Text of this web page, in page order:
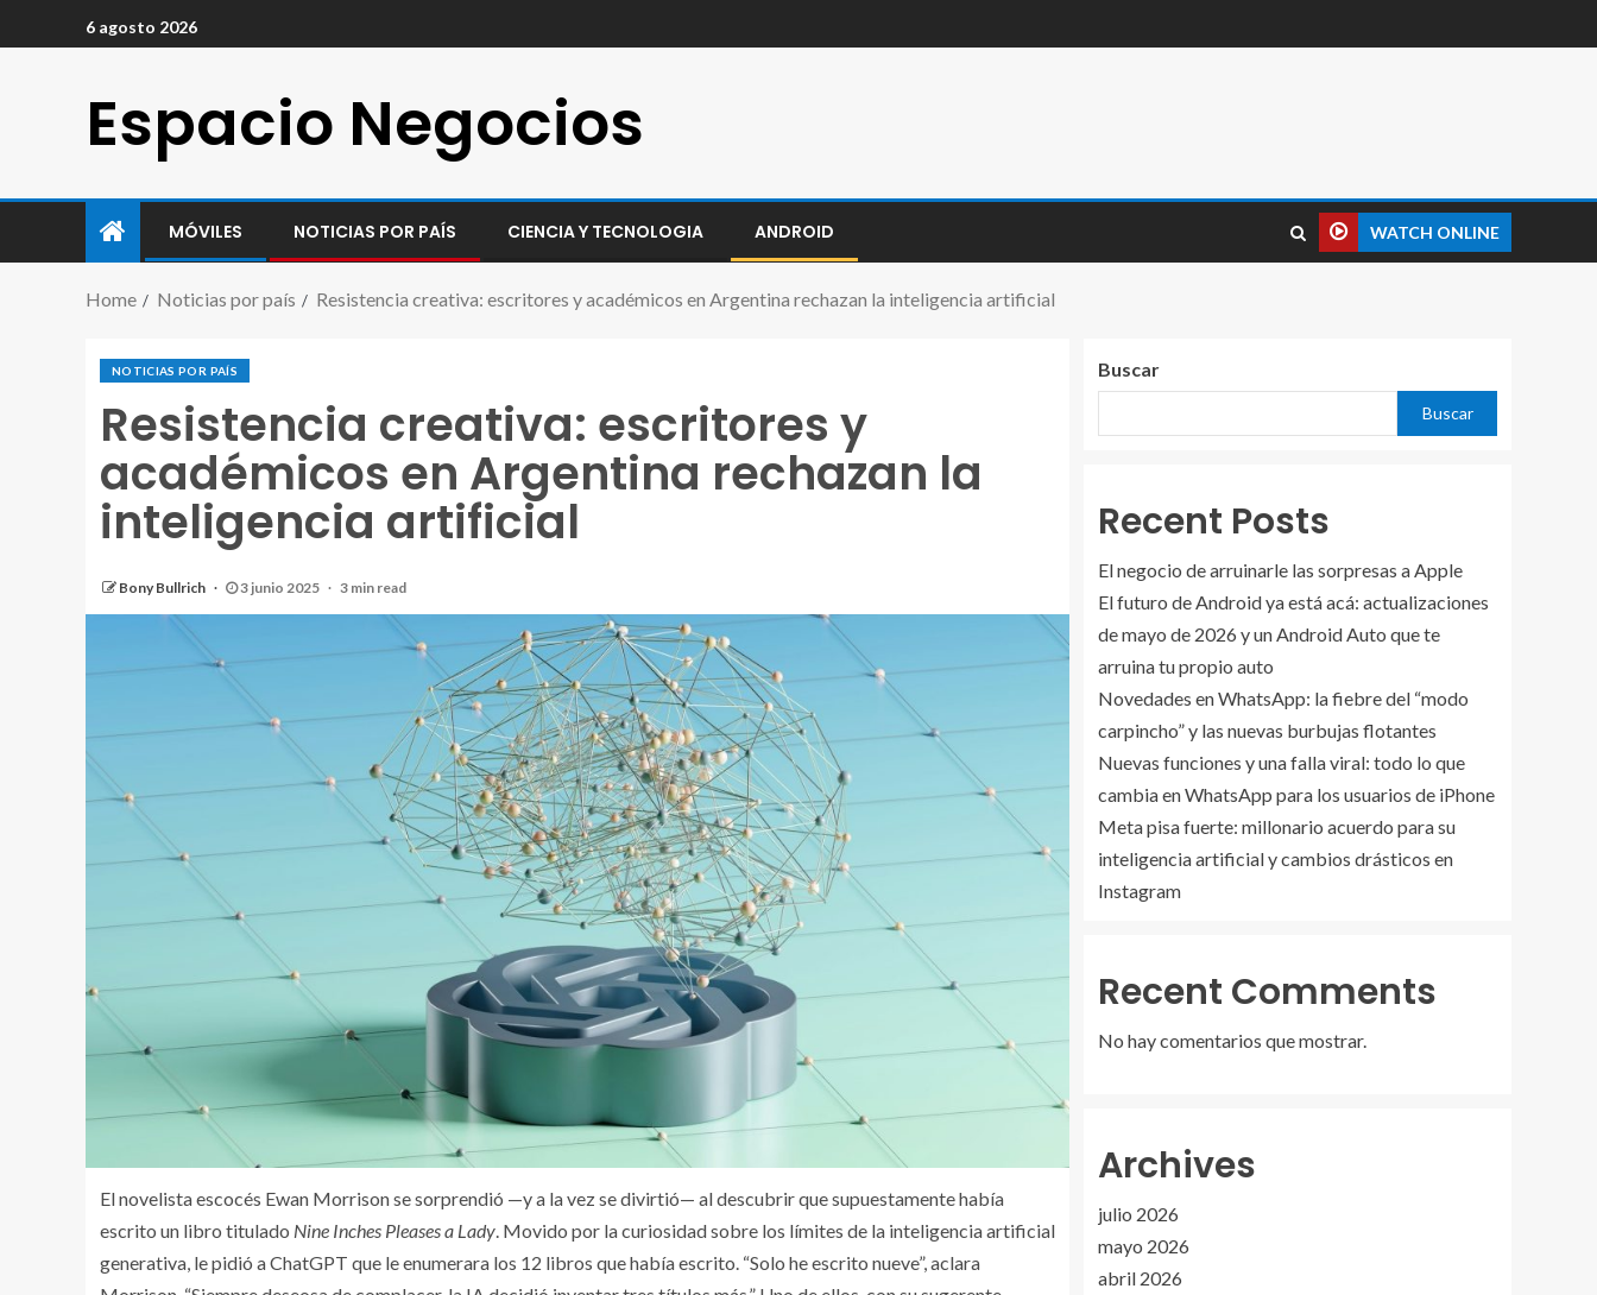
6 agosto 2026
Espacio Negocios
MÓVILES NOTICIAS POR PAÍS CIENCIA Y TECNOLOGIA ANDROID WATCH ONLINE
Home Noticias por país Resistencia creativa: escritores y académicos en Argentina rechazan la inteligencia artificial
NOTICIAS POR PAÍS
Resistencia creativa: escritores y
académicos en Argentina rechazan la
inteligencia artificial
Bony Bullrich 3 junio 2025 3 min read
El novelista escocés Ewan Morrison se sorprendió —y a la vez se divirtió— al descubrir que supuestamente había
escrito un libro titulado Nine Inches Pleases a Lady . Movido por la curiosidad sobre los límites de la inteligencia artificial
generativa, le pidió a ChatGPT que le enumerara los 12 libros que había escrito. “Solo he escrito nueve”, aclara
Buscar
Buscar
Recent Posts
El negocio de arruinarle las sorpresas a Apple
El futuro de Android ya está acá: actualizaciones
de mayo de 2026 y un Android Auto que te
arruina tu propio auto
Novedades en WhatsApp: la fiebre del “modo
carpincho” y las nuevas burbujas flotantes
Nuevas funciones y una falla viral: todo lo que
cambia en WhatsApp para los usuarios de iPhone
Meta pisa fuerte: millonario acuerdo para su
inteligencia artificial y cambios drásticos en
Instagram
Recent Comments
No hay comentarios que mostrar.
Archives
julio 2026
mayo 2026
abril 2026